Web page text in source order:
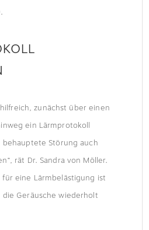
zunächst über einen
ein Lärmprotokoll
Störung auch
rät Dr. Sandra von Möller.
eine Lärmbelästigung ist
Geräusche wiederholt